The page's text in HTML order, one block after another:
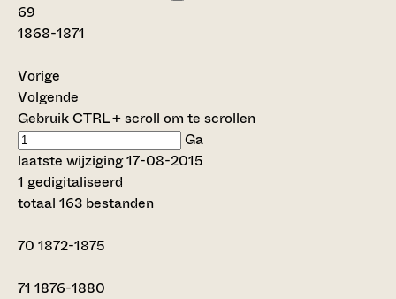
69
1868-1871
Vorige
Volgende
Gebruik CTRL + scroll om te scrollen
Ga
laatste wijziging 17-08-2015
1 gedigitaliseerd
totaal 163 bestanden
70 1872-1875
71 1876-1880